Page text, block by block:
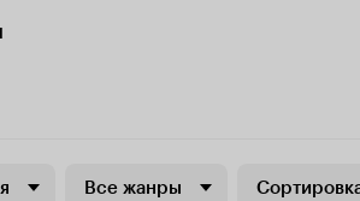
Все жанры